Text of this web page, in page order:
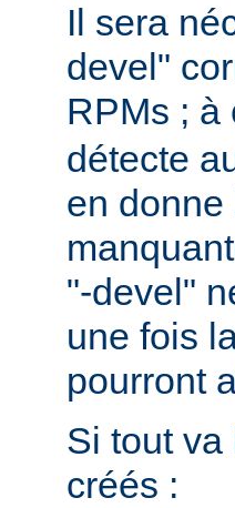
Il sera
devel"
RPMs ;
détecte
en
"-devel"
une fois
pourront
Si tout
créés :